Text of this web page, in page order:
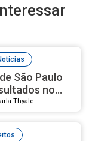
São Paulo
no
com Ideb
Thyale